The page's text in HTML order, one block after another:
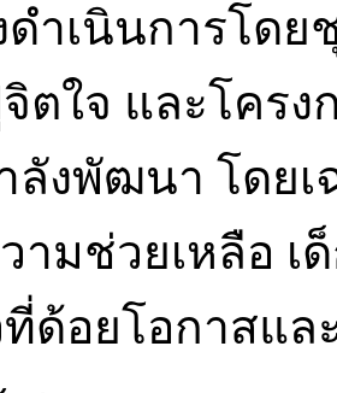
ดำเนินการโด
ตใจ และโคร
ลังพัฒนา โดย
ามช่วยเหลือ
ด้อยโอกาสแล